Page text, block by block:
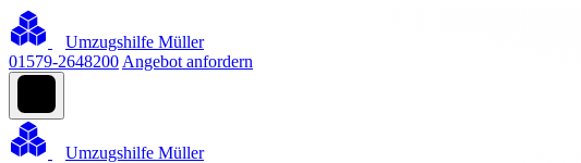
Umzugshilfe Müller
01579-2648200 Angebot anfordern
Umzugshilfe Müller